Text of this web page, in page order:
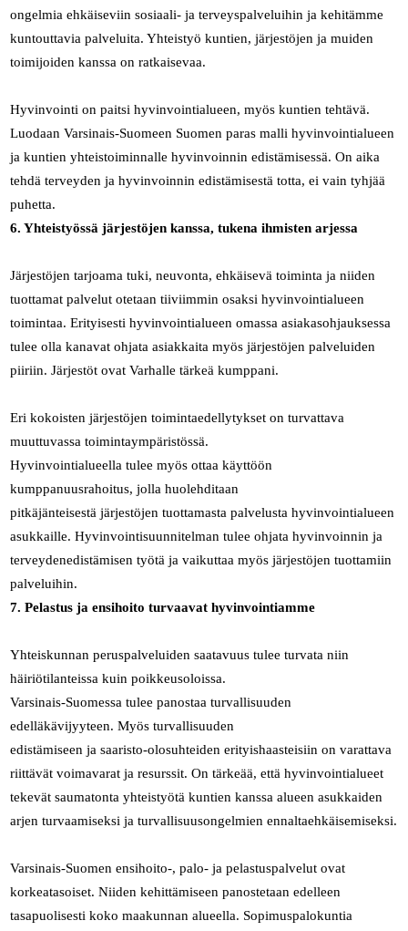
ongelmia ehkäiseviin sosiaali- ja terveyspalveluihin ja kehitämme
kuntouttavia palveluita. Yhteistyö kuntien, järjestöjen ja muiden
toimijoiden kanssa on ratkaisevaa.
Hyvinvointi on paitsi hyvinvointialueen, myös kuntien tehtävä.
Luodaan Varsinais-Suomeen Suomen paras malli hyvinvointialueen
ja kuntien yhteistoiminnalle hyvinvoinnin edistämisessä. On aika
tehdä terveyden ja hyvinvoinnin edistämisestä totta, ei vain tyhjää
puhetta.
6. Yhteistyössä järjestöjen kanssa, tukena ihmisten arjessa
Järjestöjen tarjoama tuki, neuvonta, ehkäisevä toiminta ja niiden
tuottamat palvelut otetaan tiiviimmin osaksi hyvinvointialueen
toimintaa. Erityisesti hyvinvointialueen omassa asiakasohjauksessa
tulee olla kanavat ohjata asiakkaita myös järjestöjen palveluiden
piiriin. Järjestöt ovat Varhalle tärkeä kumppani.
Eri kokoisten järjestöjen toimintaedellytykset on turvattava
muuttuvassa toimintaympäristössä.
Hyvinvointialueella tulee myös ottaa käyttöön
kumppanuusrahoitus, jolla huolehditaan
pitkäjänteisestä järjestöjen tuottamasta palvelusta hyvinvointialueen
asukkaille. Hyvinvointisuunnitelman tulee ohjata hyvinvoinnin ja
terveydenedistämisen työtä ja vaikuttaa myös järjestöjen tuottamiin
palveluihin.
7. Pelastus ja ensihoito turvaavat hyvinvointiamme
Yhteiskunnan peruspalveluiden saatavuus tulee turvata niin
häiriötilanteissa kuin poikkeusoloissa.
Varsinais-Suomessa tulee panostaa turvallisuuden
edelläkävijyyteen. Myös turvallisuuden
edistämiseen ja saaristo-olosuhteiden erityishaasteisiin on varattava
riittävät voimavarat ja resurssit. On tärkeää, että hyvinvointialueet
tekevät saumatonta yhteistyötä kuntien kanssa alueen asukkaiden
arjen turvaamiseksi ja turvallisuusongelmien ennaltaehkäisemiseksi.
Varsinais-Suomen ensihoito-, palo- ja pelastuspalvelut ovat
korkeatasoiset. Niiden kehittämiseen panostetaan edelleen
tasapuolisesti koko maakunnan alueella. Sopimuspalokuntia